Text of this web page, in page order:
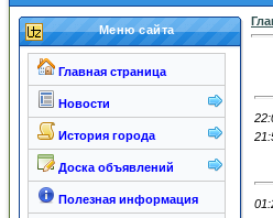
Меню сайта
Главная страница
Новости
История города
Доска объявлений
Полезная информация